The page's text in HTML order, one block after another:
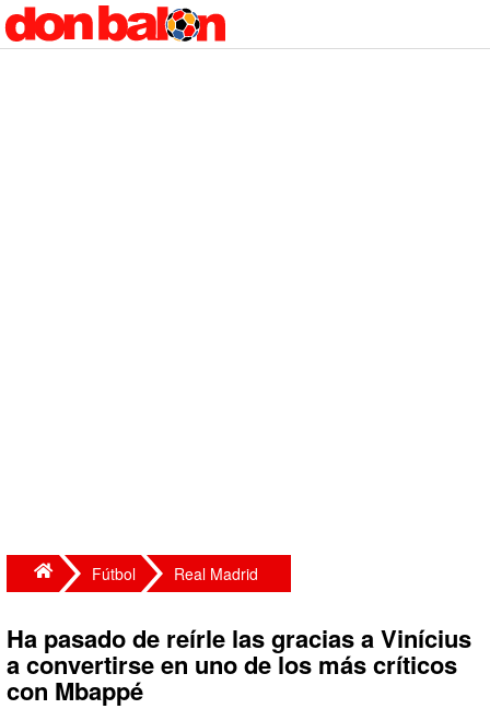
Fútbol Real Madrid
Ha pasado de reírle las gracias a Vinícius
a convertirse en uno de los más críticos
con Mbappé